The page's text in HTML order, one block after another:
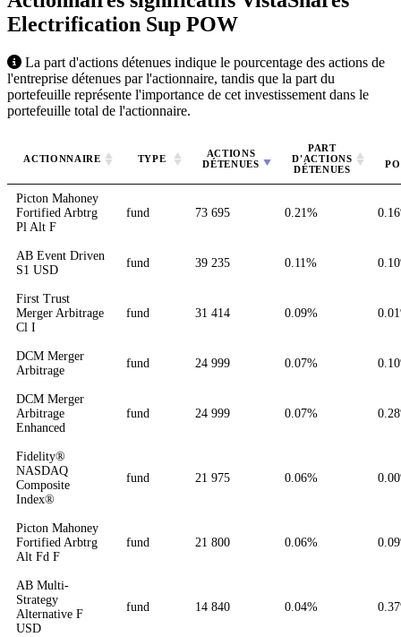
Electrification Sup POW
La part d'actions détenues indique le pourcentage des actions de
l'entreprise détenues par l'actionnaire, tandis que la part du
portefeuille représente l'importance de cet investissement dans le
portefeuille total de l'actionnaire.
ACTIONNAIRE TYPE
ACTIONS
DÉTENUES
PART
D'ACTIONS
DÉTENUES
Picton Mahoney
Fortified Arbtrg
Pl Alt F
fund 73 695 0.21%
AB Event Driven
S1 USD
fund 39 235 0.11%
First Trust
Merger Arbitrage
Cl I
fund 31 414 0.09%
DCM Merger
Arbitrage
fund 24 999 0.07%
DCM Merger
Arbitrage
Enhanced
fund 24 999 0.07%
Fidelity®
NASDAQ
Composite
Index®
fund 21 975 0.06%
Picton Mahoney
Fortified Arbtrg
Alt Fd F
fund 21 800 0.06%
AB Multi-
Strategy
Alternative F
USD
fund 14 840 0.04%